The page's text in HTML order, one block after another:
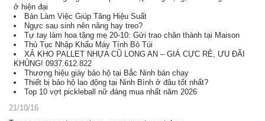
ở hiện đại
Bàn Làm Việc Giúp Tăng Hiệu Suất
Ngực sau sinh nên nâng hay treo?
Tự tay làm hoa tặng mẹ 20-10: Gửi trao chân thành tại Maison
Thủ Tục Nhập Khẩu Máy Tính Bỏ Túi
XẢ KHO PALLET NHỰA CŨ LONG AN – GIÁ CỰC RẺ, ƯU ĐÃI
KHỦNG! 0937.612.822
Thương hiệu giày bảo hộ tại Bắc Ninh bán chạy
Thiết bị bảo hộ lao động tại Ninh Bình ở đâu tốt nhất?
Top 10 vợt pickleball nữ đáng mua nhất năm 2026
21/10/16